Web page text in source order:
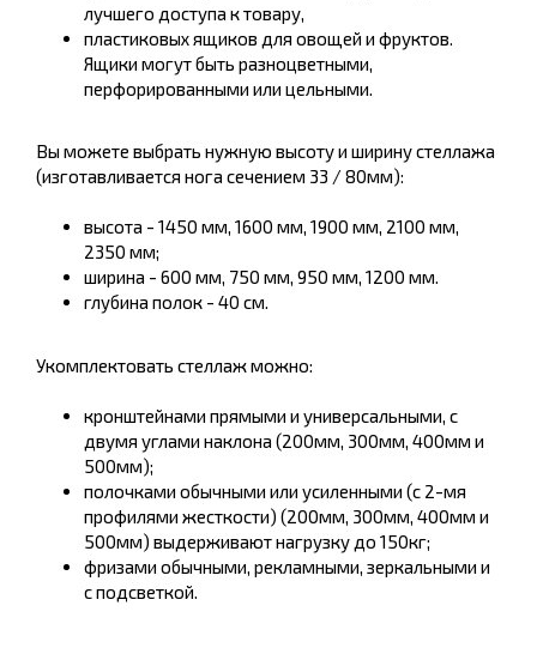
лучшего доступа к товару,
пластиковых ящиков для овощей и фруктов.
Ящики могут быть разноцветными,
перфорированными или цельными.
Вы можете выбрать нужную высоту и ширину стеллажа
(изготавливается нога сечением 33 / 80мм):
высота - 1450 мм, 1600 мм, 1900 мм, 2100 мм,
2350 мм;
ширина - 600 мм, 750 мм, 950 мм, 1200 мм.
глубина полок - 40 см.
Укомплектовать стеллаж можно:
кронштейнами прямыми и универсальными, с
двумя углами наклона (200мм, 300мм, 400мм и
500мм);
полочками обычными или усиленными (с 2-мя
профилями жесткости) (200мм, 300мм, 400мм и
500мм) выдерживают нагрузку до 150кг;
фризами обычными, рекламными, зеркальными и
с подсветкой.